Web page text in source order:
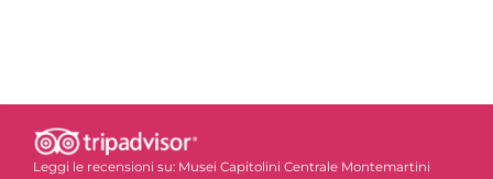
Leggi le recensioni su: Musei Capitolini Centrale Montemartini